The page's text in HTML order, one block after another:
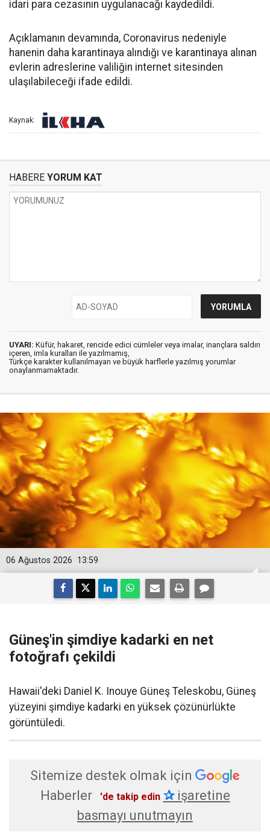
idari para cezasının uygulanacağı kaydedildi.
Açıklamanın devamında, Coronavirus nedeniyle
hanenin daha karantinaya alındığı ve karantinaya alınan
evlerin adreslerine valiliğin internet sitesinden
ulaşılabileceği ifade edildi.
Kaynak:
HABERE YORUM KAT
UYARI: Küfür, hakaret, rencide edici cümleler veya imalar, inançlara saldırı
içeren, imla kuralları ile yazılmamış,
Türkçe karakter kullanılmayan ve büyük harflerle yazılmış yorumlar
onaylanmamaktadır.
13:59
06 Ağustos 2026
Güneş'in şimdiye kadarki en net
fotoğrafı çekildi
Hawaii'deki Daniel K. Inouye Güneş Teleskobu, Güneş
yüzeyini şimdiye kadarki en yüksek çözünürlükte
görüntüledi.
Sitemize destek olmak için
Haberler
'de takip edin ✰işaretine
basmayı unutmayın